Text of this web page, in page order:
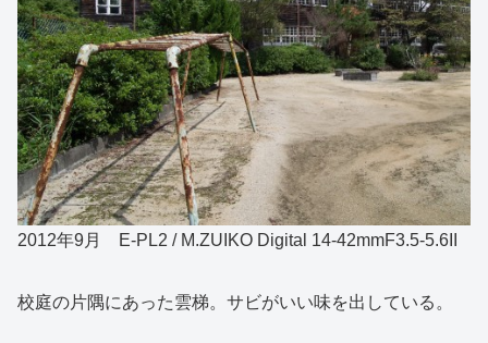
2012年9月 E-PL2 / M.ZUIKO Digital 14-42mmF3.5-5.6II
校庭の片隅にあった雲梯。サビがいい味を出している。